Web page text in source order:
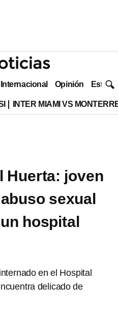
Internacional Opinión Estilo
INTER MIAMI VS
Huerta: joven
sexual
hospital
en el Hospital
delicado de